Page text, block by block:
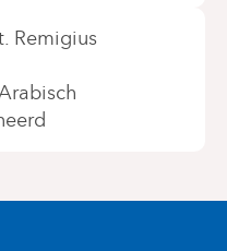
Remigius